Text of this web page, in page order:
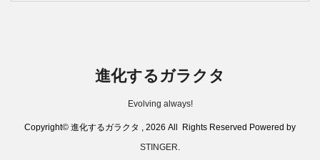
進化するガラクタ
Evolving always!
Copyright© 進化するガラクタ , 2026 All Rights Reserved Powered by
STINGER.